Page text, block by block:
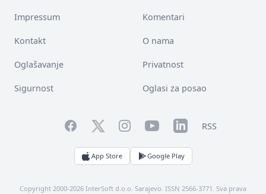
Impressum Komentari
Kontakt O nama
Oglašavanje Privatnost
Sigurnost Oglasi za posao
FacebookTwitterInstagramYouTubeLinkedInRSS
App Store Google Play
Copyright 2000-2026 InterSoft d.o.o. Sarajevo. ISSN 2566-3771. Sva prava